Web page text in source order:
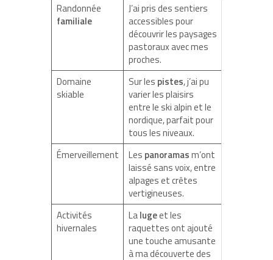
Randonnée
familiale
J’ai pris des sentiers
accessibles pour
découvrir les paysages
pastoraux avec mes
proches.
Domaine
skiable
Sur les pistes, j’ai pu
varier les plaisirs
entre le ski alpin et le
nordique, parfait pour
tous les niveaux.
Émerveillement
Les panoramasm’ont
laissé sans voix, entre
alpages et crêtes
vertigineuses.
Activités
hivernales
Lalugeet les
raquettes ont ajouté
une touche amusante
à ma découverte des